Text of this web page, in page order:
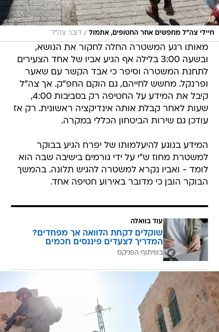
חיילי צה"ל מחפשים אחר החטופים, אתמול / דובר צה"ל
מאותו רגע המשטרה החלה לחקור את הנושא,
ובשעה 3:00 בלילה אף הגיע אביו של אחד הצעירים
לתחנת המשטרה וסיפר כי אבד הקשר עם שאער
ופרנקל. מחשש לחייהם, גם הוקם החפ"ק. אך צה"ל
קיבל את המידע על החטיפה רק בסביבות 4:00,
שעות לאחר קבלת אותה אינדיקציה ראשונית. רק אז
עודכן גם שירות הביטחון הכללי במקרה.
המידע בנוגע להיעלמותו של יפרח הגיע בבוקר
למשטרת מחוז ש"י על ידי גורמים בישיבה שבה הוא
לומד - ואביו נקרא למשטרה להגיש תלונה. בהמשך
הבוקר הובן כי מדובר באירוע חטיפה אחד.
עוד בוואלה
שוקלים לקחת הלוואה אך מפחדים?
המדריך לצעדים פיננסים חכמים
בשיתוף הפניקס